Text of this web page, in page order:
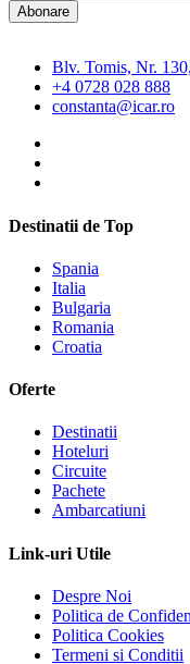
Abonare
Blv. Tomis, Nr.
+4 0728 028 888
constanta@icar.ro
Destinatii de Top
Spania
Italia
Bulgaria
Romania
Croatia
Oferte
Destinatii
Hoteluri
Circuite
Pachete
Ambarcatiuni
Link-uri Utile
Despre Noi
Politica de
Politica Cookies
Termeni si Conditii